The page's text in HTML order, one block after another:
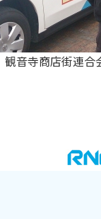
観音寺商店街連合